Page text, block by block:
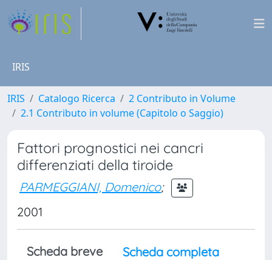
IRIS
IRIS Catalogo Ricerca
2 Contributo in Volume
2.1 Contributo in volume (Capitolo o Saggio)
Fattori prognostici nei cancri
differenziati della tiroide
PARMEGGIANI, Domenico;
2001
Scheda breve
Scheda completa